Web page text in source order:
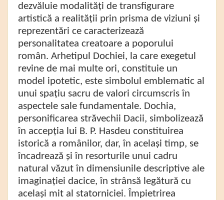
dezvăluie modalități de transfigurare
artistică a realității prin prisma de viziuni și
reprezentări ce caracterizează
personalitatea creatoare a poporului
român. Arhetipul Dochiei, la care exegetul
revine de mai multe ori, constituie un
model ipotetic, este simbolul emblematic al
unui spațiu sacru de valori circumscris în
aspectele sale fundamentale. Dochia,
personificarea străvechii Dacii, simbolizează
în accepția lui B. P. Hasdeu constituirea
istorică a românilor, dar, în același timp, se
încadrează și în resorturile unui cadru
natural văzut în dimensiunile descriptive ale
imaginației dacice, în strânsă legătură cu
același mit al statorniciei. Împietrirea